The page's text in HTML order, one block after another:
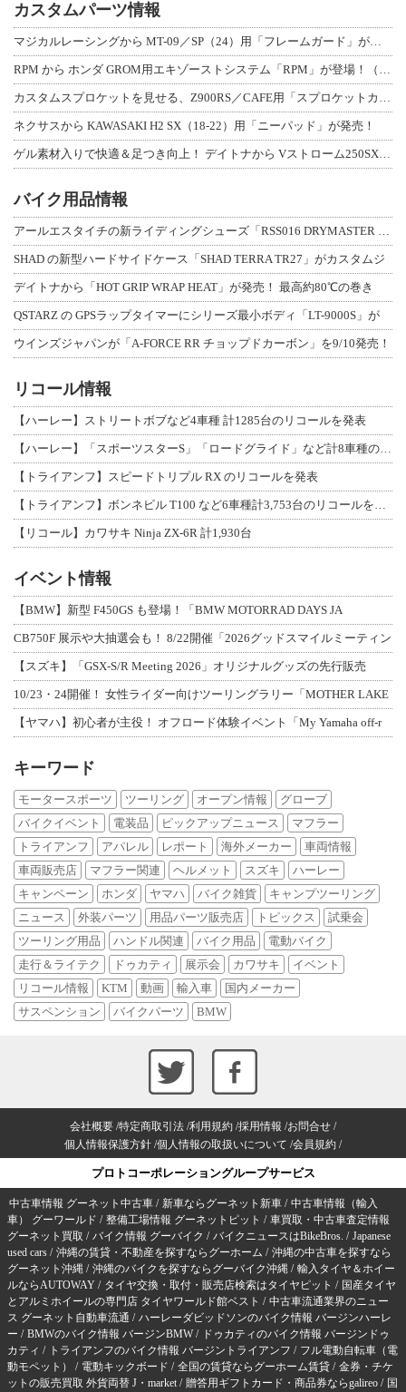
カスタムパーツ情報
マジカルレーシングから MT-09／SP（24）用「フレームガード」が登場！
RPM から ホンダ GROM用エキゾーストシステム「RPM」が登場！（動画あり
カスタムスプロケットを見せる、Z900RS／CAFE用「スプロケットカバーフルキ
ネクサスから KAWASAKI H2 SX（18-22）用「ニーパッド」が発売！
ゲル素材入りで快適＆足つき向上！ デイトナから Vストローム250SX用「快適ロ
バイク用品情報
アールエスタイチの新ライディングシューズ「RSS016 DRYMASTER スト
SHAD の新型ハードサイドケース「SHAD TERRA TR27」がカスタムジ
デイトナから「HOT GRIP WRAP HEAT」が発売！ 最高約80℃の巻き
QSTARZ の GPSラップタイマーにシリーズ最小ボディ「LT-9000S」が
ウインズジャパンが「A-FORCE RR チョップドカーボン」を9/10発売！
リコール情報
【ハーレー】ストリートボブなど4車種 計1285台のリコールを発表
【ハーレー】「スポーツスターS」「ロードグライド」など計8車種のリコールを発表
【トライアンフ】スピードトリプル RX のリコールを発表
【トライアンフ】ボンネビル T100 など6車種計3,753台のリコールを発表
【リコール】カワサキ Ninja ZX-6R 計1,930台
イベント情報
【BMW】新型 F450GS も登場！「BMW MOTORRAD DAYS JA
CB750F 展示や大抽選会も！ 8/22開催「2026グッドスマイルミーティン
【スズキ】「GSX-S/R Meeting 2026」オリジナルグッズの先行販売
10/23・24開催！ 女性ライダー向けツーリングラリー「MOTHER LAKE
【ヤマハ】初心者が主役！ オフロード体験イベント「My Yamaha off-r
キーワード
モータースポーツ ツーリング オープン情報
グローブ
バイクイベント
電装品 ピックアップニュース
マフラー
トライアンフ
アパレル レポート 海外メーカー
車両情報
車両販売店
マフラー関連 ヘルメット スズキ
ハーレー
キャンペーン
ホンダ ヤマハ バイク雑貨
キャンプツーリング
ニュース
外装パーツ 用品パーツ販売店 トピックス
試乗会
ツーリング用品
ハンドル関連 バイク用品
電動バイク
走行＆ライテク
ドゥカティ 展示会 カワサキ
イベント
リコール情報
KTM 動画 輸入車
国内メーカー
サスペンション
バイクパーツ BMW
会社概要 特定商取引法 利用規約 採用情報 お問合せ
個人情報保護方針 個人情報の取扱いについて 会員規約
プロトコーポレーショングループサービス
中古車情報 グーネット中古車 新車ならグーネット新車
中古車情報（輸入
車） グーワールド
整備工場情報 グーネットピット
車買取・中古車査定情報
グーネット買取
バイク情報 グーバイク バイクニュースはBikeBros.
Japanese
used cars
沖縄の賃貸・不動産を探すならグーホーム
沖縄の中古車を探すなら
グーネット沖縄
沖縄のバイクを探すならグーバイク沖縄
輸入タイヤ＆ホイー
ルならAUTOWAY
タイヤ交換・取付・販売店検索はタイヤピット
国産タイヤ
とアルミホイールの専門店 タイヤワールド館ベスト
中古車流通業界のニュー
ス グーネット自動車流通
ハーレーダビッドソンのバイク情報 バージンハーレ
ー
BMWのバイク情報 バージンBMW
ドゥカティのバイク情報 バージンドゥ
カティ
トライアンフのバイク情報 バージントライアンフ
フル電動自転車（電
動モペット）
電動キックボード 全国の賃貸ならグーホーム賃貸
金券・チケ
ットの販売買取 外貨両替 J・market
贈答用ギフトカード・商品券ならgalireo 国